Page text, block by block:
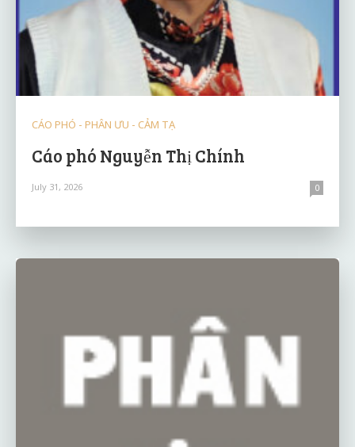
CÁO PHÓ - PHÂN ƯU - CẢM TẠ
Cáo phó Nguyễn Thị Chính
July 31, 2026 0